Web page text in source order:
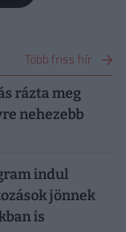
Több friss hír
rázta meg
nehezebb
indul
jönnek
is